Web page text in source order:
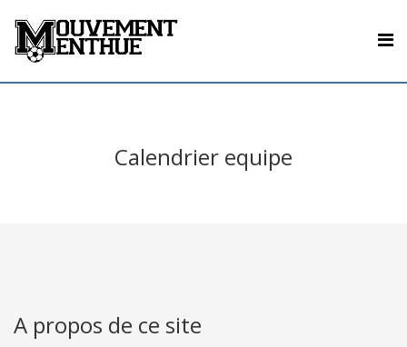
Calendrier equipe
A propos de ce site